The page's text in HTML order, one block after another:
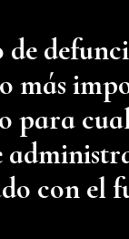
más
para
con el